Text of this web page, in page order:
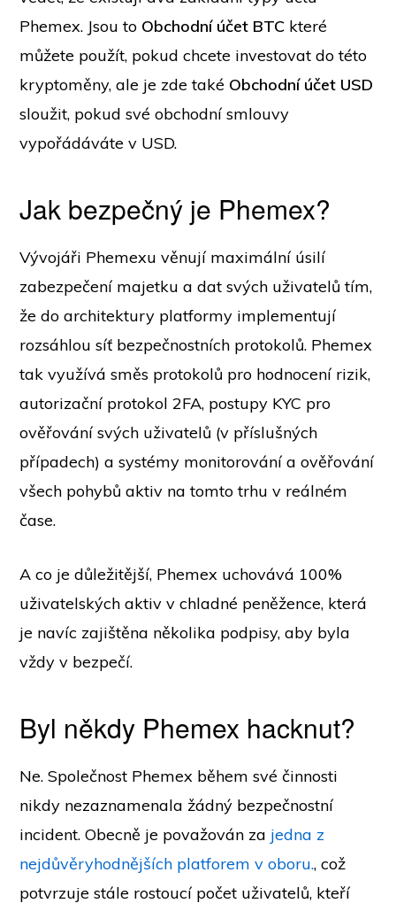
Phemex. Jsou to Obchodní účet BTC které
můžete použít, pokud chcete investovat do této
kryptoměny, ale je zde také Obchodní účet USD
sloužit, pokud své obchodní smlouvy
vypořádáváte v USD.
Jak bezpečný je Phemex?
Vývojáři Phemexu věnují maximální úsilí
zabezpečení majetku a dat svých uživatelů tím,
že do architektury platformy implementují
rozsáhlou síť bezpečnostních protokolů. Phemex
tak využívá směs protokolů pro hodnocení rizik,
autorizační protokol 2FA, postupy KYC pro
ověřování svých uživatelů (v příslušných
případech) a systémy monitorování a ověřování
všech pohybů aktiv na tomto trhu v reálném
čase.
A co je důležitější, Phemex uchovává 100%
uživatelských aktiv v chladné peněžence, která
je navíc zajištěna několika podpisy, aby byla
vždy v bezpečí.
Byl někdy Phemex hacknut?
Ne. Společnost Phemex během své činnosti
nikdy nezaznamenala žádný bezpečnostní
incident. Obecně je považován za jedna z
nejdůvěryhodnějších platforem v oboru., což
potvrzuje stále rostoucí počet uživatelů, kteří